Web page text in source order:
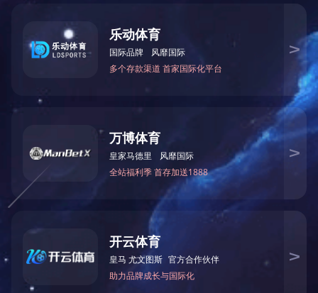
中再生协会组织企业座谈会
自2012年7月《废弃电器电子产品处理基金征收使用管理办